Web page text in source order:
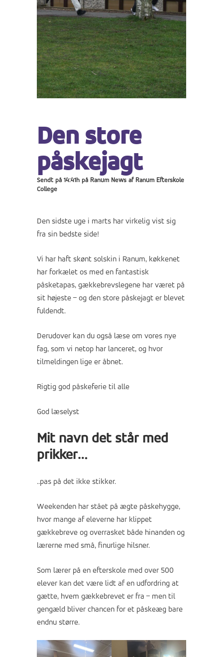
Den store
påskejagt
Sendt på 14:41h på Ranum News af Ranum Efterskole
College
Den sidste uge i marts har virkelig vist sig
fra sin bedste side!
Vi har haft skønt solskin i Ranum, køkkenet
har forkælet os med en fantastisk
påsketapas, gækkebrevslegene har været på
sit højeste – og den store påskejagt er blevet
fuldendt.
Derudover kan du også læse om vores nye
fag, som vi netop har lanceret, og hvor
tilmeldingen lige er åbnet.
Rigtig god påskeferie til alle
God læselyst
Mit navn det står med
prikker…
..pas på det ikke stikker.
Weekenden har stået på ægte påskehygge,
hvor mange af eleverne har klippet
gækkebreve og overrasket både hinanden og
lærerne med små, finurlige hilsner.
Som lærer på en efterskole med over 500
elever kan det være lidt af en udfordring at
gætte, hvem gækkebrevet er fra – men til
gengæld bliver chancen for et påskeæg bare
endnu større.